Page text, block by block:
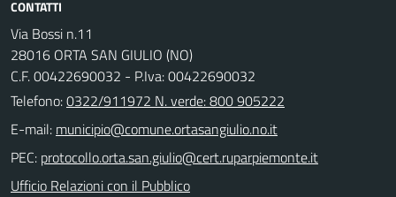
CONTATTI
Via Bossi n.11
28016 ORTA SAN GIULIO (NO)
C.F. 00422690032 - P.Iva: 00422690032
Telefono:0322/911972 N. verde: 800 905222
E-mail:
PEC:
Ufficio Relazioni con il Pubblico